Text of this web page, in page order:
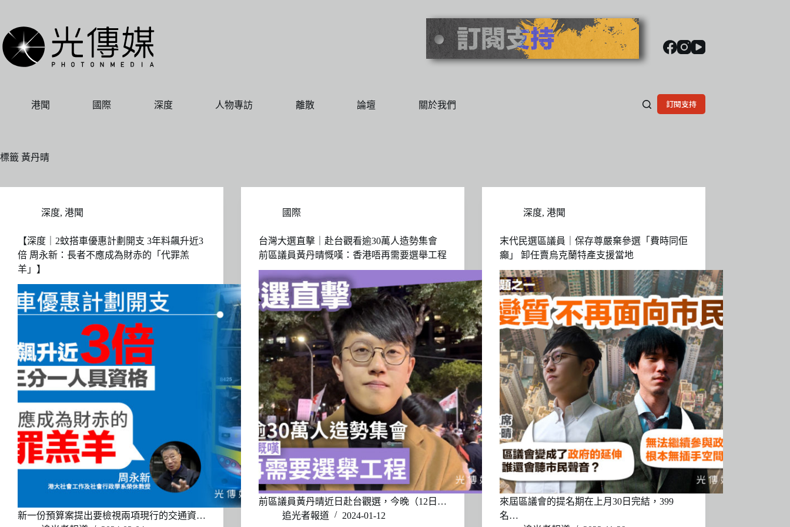
主
要
內
港聞 國際 深度 人物專訪 離散 論壇 關於我們 訂閱支持
標籤 黃丹晴
深度, 港聞
【深度｜2蚊搭車優惠計劃開支 3年料飆升近3
倍 周永新：長者不應成為財赤的「代罪羔
羊」】
新一份預算案提出要檢視兩項現行的交通資…
國際
台灣大選直擊｜赴台觀看逾30萬人造勢集會
前區議員黃丹晴慨嘆：香港唔再需要選舉工程
前區議員黃丹晴近日赴台觀選，今晚（12日…
追光者報道
2024-01-12
深度, 港聞
末代民選區議員｜保存尊嚴棄參選「費時同佢
癲」 卸任賣烏克蘭特產支援當地
來屆區議會的提名期在上月30日完結，399
名…